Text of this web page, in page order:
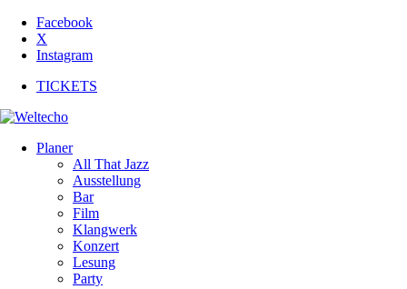
Facebook
X
Instagram
TICKETS
Planer
All That Jazz
Ausstellung
Bar
Film
Klangwerk
Konzert
Lesung
Party